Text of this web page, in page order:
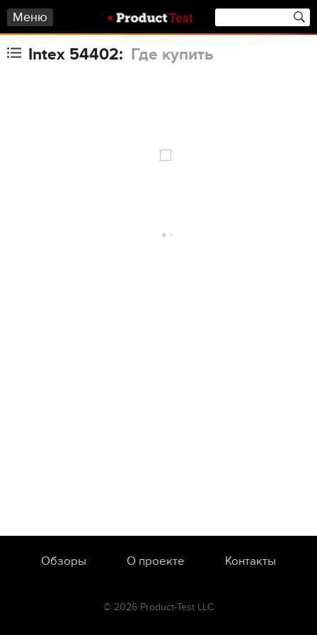
Меню
Intex 54402: Где купить
Обзоры О проекте Контакты
© 2026 Product-Test LLC